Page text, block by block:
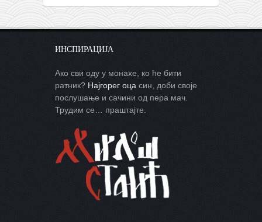
ИНСПИРАЦИЈА
Ако сви оду у монахе, ко ће бити
ратник? Најгорег оца син, доби своје
послушање и сачини од пера мач.
Трудим се… праштајте.